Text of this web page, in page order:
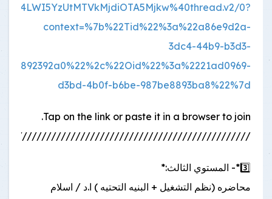
0?
context=%7b%22Tid%22%3a%22a86e9d2a-
3dc4-44b9-b3d3-
d3bd-4b0f-b6be-987be8893ba8%22%7d
Tap on the link or paste it in a browser to join.
3️⃣*- المستوي الثالث:*
محاضره (نظم التشغيل + البنيه التحتيه ) ا.د / اسلام